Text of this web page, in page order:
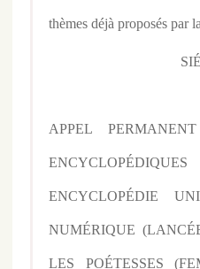
thèmes déjà proposés par
APPEL
ENCYCLOPÉDIE
NUMÉRIQUE
LES POÉTESSES